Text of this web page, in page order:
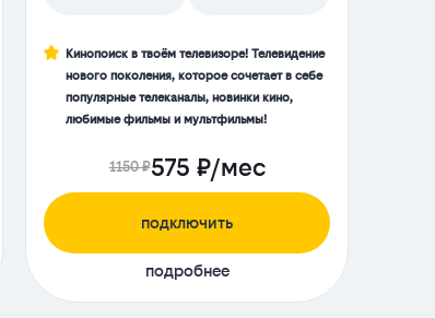
Кинопоиск в твоём телевизоре! Телевидение
нового поколения, которое сочетает в себе
популярные телеканалы, новинки кино,
любимые фильмы и мультфильмы!
1150 ₽575 ₽/мес
подключить
подробнее